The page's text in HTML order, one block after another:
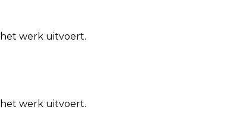
werk uitvoert.
werk uitvoert.